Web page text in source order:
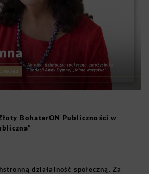
BohaterON Publiczności w
działalność społeczną. Za